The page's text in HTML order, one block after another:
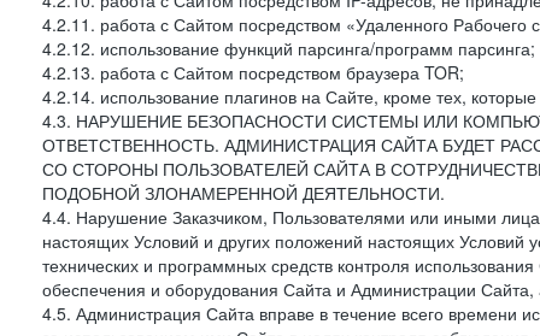
4.2.11. работа с Сайтом посредством «Удаленного Рабочего
4.2.12. использование функций парсинга/программ парсинга;
4.2.13. работа с Сайтом посредством браузера TOR;
4.2.14. использование плагинов на Сайте, кроме тех,
4.3. НАРУШЕНИЕ БЕЗОПАСНОСТИ СИСТЕМЫ ИЛИ
ОТВЕТСТВЕННОСТЬ. АДМИНИСТРАЦИЯ САЙТА БУДЕТ
СО СТОРОНЫ ПОЛЬЗОВАТЕЛЕЙ САЙТА В
ПОДОБНОЙ ЗЛОНАМЕРЕННОЙ ДЕЯТЕЛЬНОСТИ.
4.4. Нарушение Заказчиком, Пользователями или иными
настоящих Условий и других положений настоящих Условий
технических и программных средств контроля
обеспечения и оборудования Сайта и Администрации
4.5. Администрация Сайта вправе в течение всего времени